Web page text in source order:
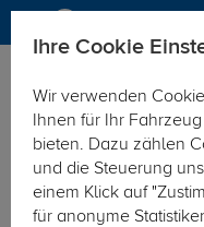
Hier geht's zur
Ihre Cookie
Wir verwenden
Ihnen für Ihr
bieten. Dazu zählen
und die Steuerung
einem Klick auf
für anonyme